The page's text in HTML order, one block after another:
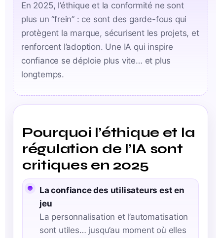
En 2025, l’éthique et la conformité ne sont
plus un “frein” : ce sont des garde-fous qui
protègent la marque, sécurisent les projets, et
renforcent l’adoption. Une IA qui inspire
confiance se déploie plus vite… et plus
longtemps.
Pourquoi l’éthique et la
régulation de l’IA sont
critiques en 2025
La confiance des utilisateurs est en
jeu
La personnalisation et l’automatisation
sont utiles… jusqu’au moment où elles